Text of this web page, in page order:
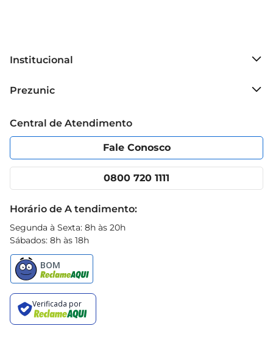
Institucional
Grupo Cencosud
Política de Privacidade
Portal do fornecedor
Cencosud Media
Prezunic
Código de Ética
App Prezunic
Central de Atendimento
Fale Conosco
0800 720 1111
Horário de A tendimento:
Segunda à Sexta: 8h às 20h
Sábados: 8h às 18h